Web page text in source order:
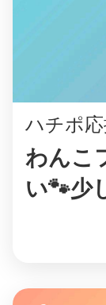
ハチポ応
わんこ
い🐾少